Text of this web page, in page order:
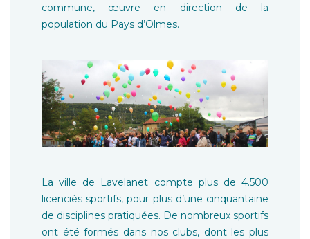
commune, œuvre en direction de la
population du Pays d’Olmes.
La ville de Lavelanet compte plus de 4.500
licenciés sportifs, pour plus d’une cinquantaine
de disciplines pratiquées. De nombreux sportifs
ont été formés dans nos clubs, dont les plus